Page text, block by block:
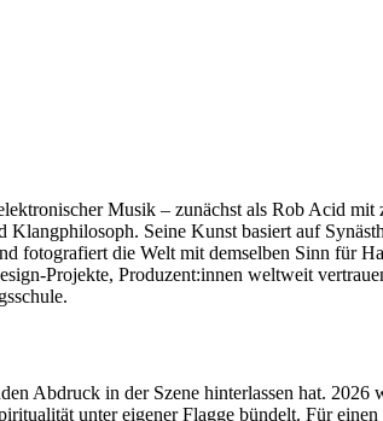
Musik – zunächst als Rob Acid mit
Seine Kunst basiert auf
fotografiert die Welt mit demselben Sinn für
Projekte, Produzent:innen weltweit
Abdruck in der Szene hinterlassen hat.
unter eigener Flagge bündelt. Für einen